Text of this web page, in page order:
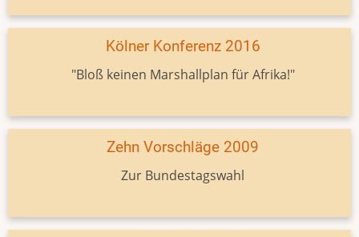
Kölner Konferenz 2016
"Bloß keinen Marshallplan für Afrika!"
Zehn Vorschläge 2009
Zur Bundestagswahl